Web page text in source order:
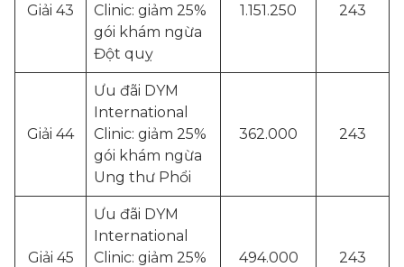
Giải 43
Clinic: giảm 25%
gói khám ngừa
Đột quỵ
1.151.250 243
Giải 44
Ưu đãi DYM
International
Clinic: giảm 25%
gói khám ngừa
Ung thư Phổi
362.000 243
Giải 45
Ưu đãi DYM
International
Clinic: giảm 25%
494.000 243